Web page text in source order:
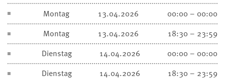
Montag
13.04.2026
00:00 – 00:00
Montag
13.04.2026
18:30 – 23:59
Dienstag
14.04.2026
00:00 – 00:00
Dienstag
14.04.2026
18:30 – 23:59